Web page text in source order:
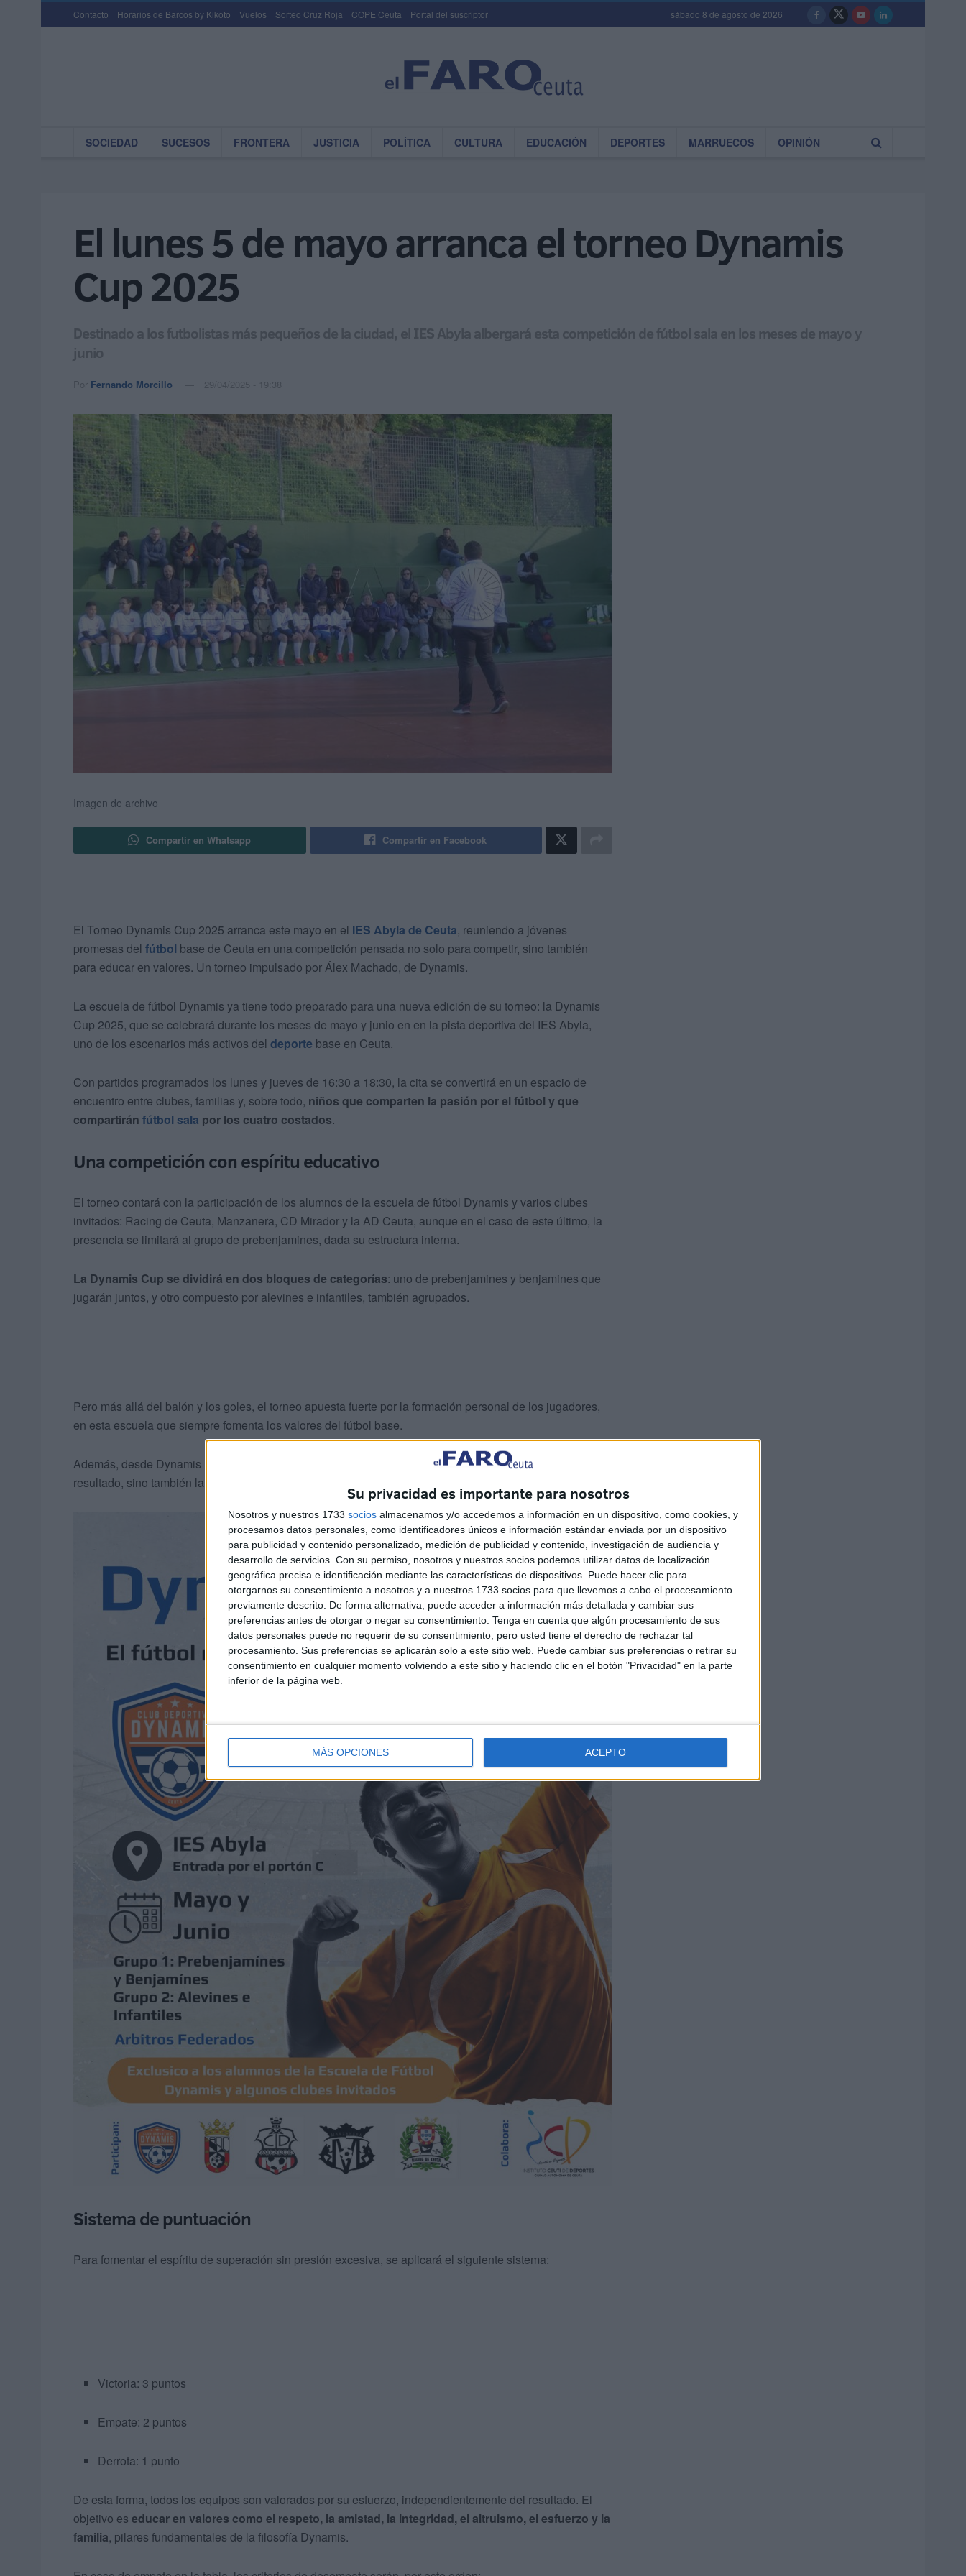
Su privacidad es importante para nosotros
Nosotros y nuestros 1733 socios almacenamos y/o accedemos a información en un dispositivo, como cookies, y
procesamos datos personales, como identificadores únicos e información estándar enviada por un dispositivo
para publicidad y contenido personalizado, medición de publicidad y contenido, investigación de audiencia y
desarrollo de servicios. Con su permiso, nosotros y nuestros socios podemos utilizar datos de localización
geográfica precisa e identificación mediante las características de dispositivos. Puede hacer clic para
otorgarnos su consentimiento a nosotros y a nuestros 1733 socios para que llevemos a cabo el procesamiento
previamente descrito. De forma alternativa, puede acceder a información más detallada y cambiar sus
preferencias antes de otorgar o negar su consentimiento. Tenga en cuenta que algún procesamiento de sus
datos personales puede no requerir de su consentimiento, pero usted tiene el derecho de rechazar tal
procesamiento. Sus preferencias se aplicarán solo a este sitio web. Puede cambiar sus preferencias o retirar su
consentimiento en cualquier momento volviendo a este sitio y haciendo clic en el botón "Privacidad" en la parte
inferior de la página web.
MÁS OPCIONES ACEPTO
Contacto Horarios de Barcos by Kikoto Vuelos Sorteo Cruz Roja COPE Ceuta Portal del suscriptor sábado 8 de agosto de 2026
SOCIEDAD SUCESOS FRONTERA JUSTICIA POLÍTICA CULTURA EDUCACIÓN DEPORTES MARRUECOS OPINIÓN
El lunes 5 de mayo arranca el torneo Dynamis
Cup 2025
Destinado a los futbolistas más pequeños de la ciudad, el IES Abyla albergará esta competición de fútbol sala en los meses de mayo y
junio
Por Fernando Morcillo 29/04/2025 - 19:38
Imagen de archivo
Compartir en Whatsapp Compartir en Facebook
El Torneo Dynamis Cup 2025 arranca este mayo en el IES Abyla de Ceuta, reuniendo a jóvenes
promesas del fútbol base de Ceuta en una competición pensada no solo para competir, sino también
para educar en valores. Un torneo impulsado por Álex Machado, de Dynamis.
La escuela de fútbol Dynamis ya tiene todo preparado para una nueva edición de su torneo: la Dynamis
Cup 2025, que se celebrará durante los meses de mayo y junio en en la pista deportiva del IES Abyla,
uno de los escenarios más activos del deporte base en Ceuta.
Con partidos programados los lunes y jueves de 16:30 a 18:30, la cita se convertirá en un espacio de
encuentro entre clubes, familias y, sobre todo, niños que comparten la pasión por el fútbol y que
compartirán fútbol sala por los cuatro costados.
Una competición con espíritu educativo
El torneo contará con la participación de los alumnos de la escuela de fútbol Dynamis y varios clubes
invitados: Racing de Ceuta, Manzanera, CD Mirador y la AD Ceuta, aunque en el caso de este último, la
presencia se limitará al grupo de prebenjamines, dada su estructura interna.
La Dynamis Cup se dividirá en dos bloques de categorías: uno de prebenjamines y benjamines que
jugarán juntos, y otro compuesto por alevines e infantiles, también agrupados.
Pero más allá del balón y los goles, el torneo apuesta fuerte por la formación personal de los jugadores,
en esta escuela que siempre fomenta los valores del fútbol base.
Además, desde Dynamis han implementado un sistema de puntuación innovador, que premia no solo el
resultado, sino también la actitud y la participación.
Sistema de puntuación
Para fomentar el espíritu de superación sin presión excesiva, se aplicará el siguiente sistema:
Victoria: 3 puntos
Empate: 2 puntos
Derrota: 1 punto
De esta forma, todos los equipos son valorados por su esfuerzo, independientemente del resultado. El
objetivo es educar en valores como el respeto, la amistad, la integridad, el altruismo, el esfuerzo y la
familia, pilares fundamentales de la filosofía Dynamis.